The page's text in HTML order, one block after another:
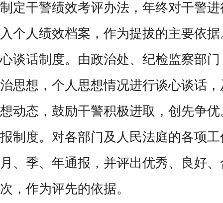
制定干警绩效考评办法，年终对干警
入个人绩效档案，作为提拔的主要依
心谈话制度。由政治处、纪检监察部
治思想，个人思想情况进行谈心谈话
想动态，鼓励干警积极进取，创先争
报制度。对各部门及人民法庭的各项
月、季、年通报，并评出优秀、良好
次，作为评先的依据。